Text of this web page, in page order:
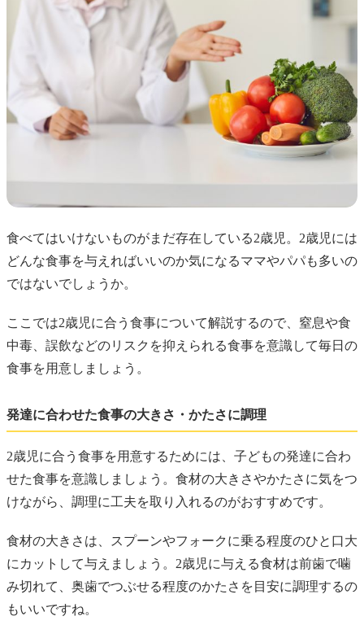
食べてはいけないものがまだ存在している2歳児。2歳児には
どんな食事を与えればいいのか気になるママやパパも多いの
ではないでしょうか。
ここでは2歳児に合う食事について解説するので、窒息や食
中毒、誤飲などのリスクを抑えられる食事を意識して毎日の
食事を用意しましょう。
発達に合わせた食事の大きさ・かたさに調理
2歳児に合う食事を用意するためには、子どもの発達に合わ
せた食事を意識しましょう。食材の大きさやかたさに気をつ
けながら、調理に工夫を取り入れるのがおすすめです。
食材の大きさは、スプーンやフォークに乗る程度のひと口大
にカットして与えましょう。2歳児に与える食材は前歯で噛
み切れて、奥歯でつぶせる程度のかたさを目安に調理するの
もいいですね。